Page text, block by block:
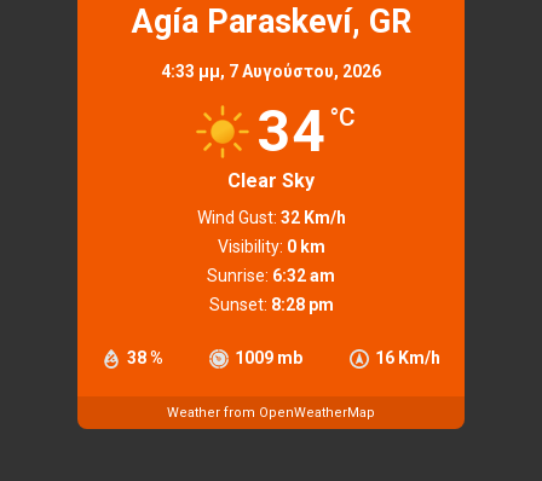
Agía Paraskeví, GR
4:33 μμ, 7 Αυγούστου, 2026
34 °C
Clear Sky
38 % 1009 mb 16 Km/h
Wind Gust: 32 Km/h
Visibility: 0 km
Sunrise: 6:32 am
Sunset: 8:28 pm
Weather from OpenWeatherMap